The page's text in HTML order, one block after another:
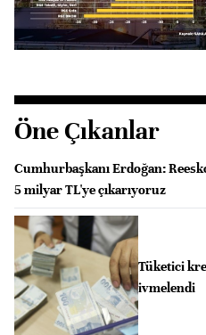
Öne Çıkanlar
Cumhurbaşkanı Erdoğan:
5 milyar TL'ye çıkarıyoruz
Tüketici
ivmelendi